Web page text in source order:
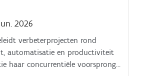
2026
verbeterprojecten rond
automatisatie en productiviteit
haar concurrentiële voorsprong